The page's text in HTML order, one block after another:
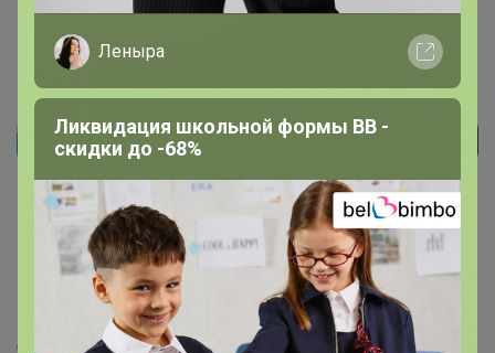
Как здесь все устроено?
Как сделать заказ?
Как получить?
Доставка
Леныра
Ликвидация школьной формы BB -
скидки до -68%